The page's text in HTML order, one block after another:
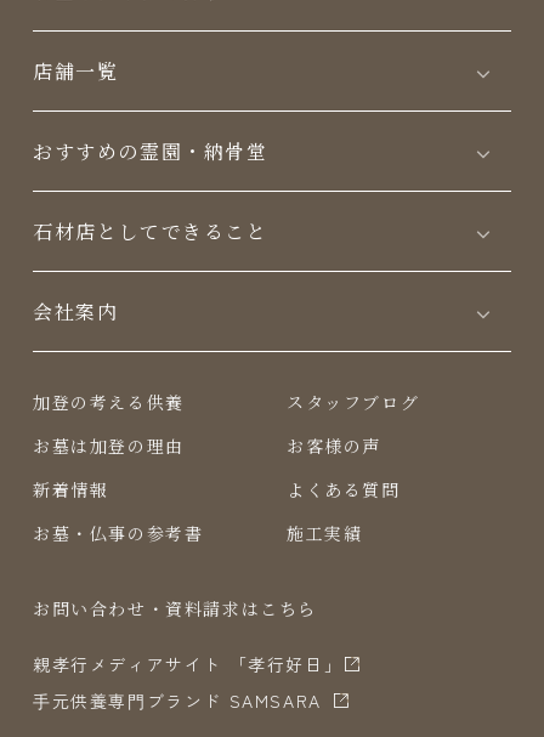
店舗一覧
おすすめの霊園・納骨堂
⽯材店としてできること
会社案内
加登の考える供養
お墓は加登の理由
新着情報
お墓・仏事の参考書
スタッフブログ
お客様の声
よくある質問
施工実績
お問い合わせ・資料請求はこちら
親孝行メディアサイト 「孝行好日」
⼿元供養専⾨ブランド SAMSARA